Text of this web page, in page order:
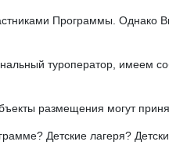
Программы.
туроператор, имеем
размещения могут
Детские лагеря?